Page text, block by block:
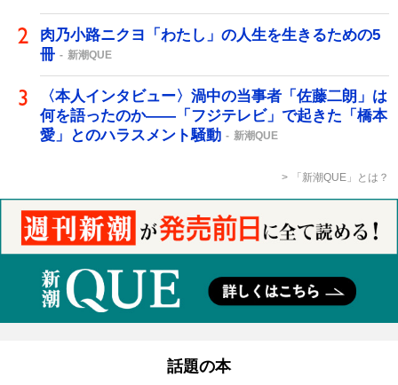
肉乃小路ニクヨ「わたし」の人生を生きるための5
冊
新潮QUE
〈本人インタビュー〉渦中の当事者「佐藤二朗」は
何を語ったのか――「フジテレビ」で起きた「橋本
愛」とのハラスメント騒動
新潮QUE
「新潮QUE」とは？
話題の本